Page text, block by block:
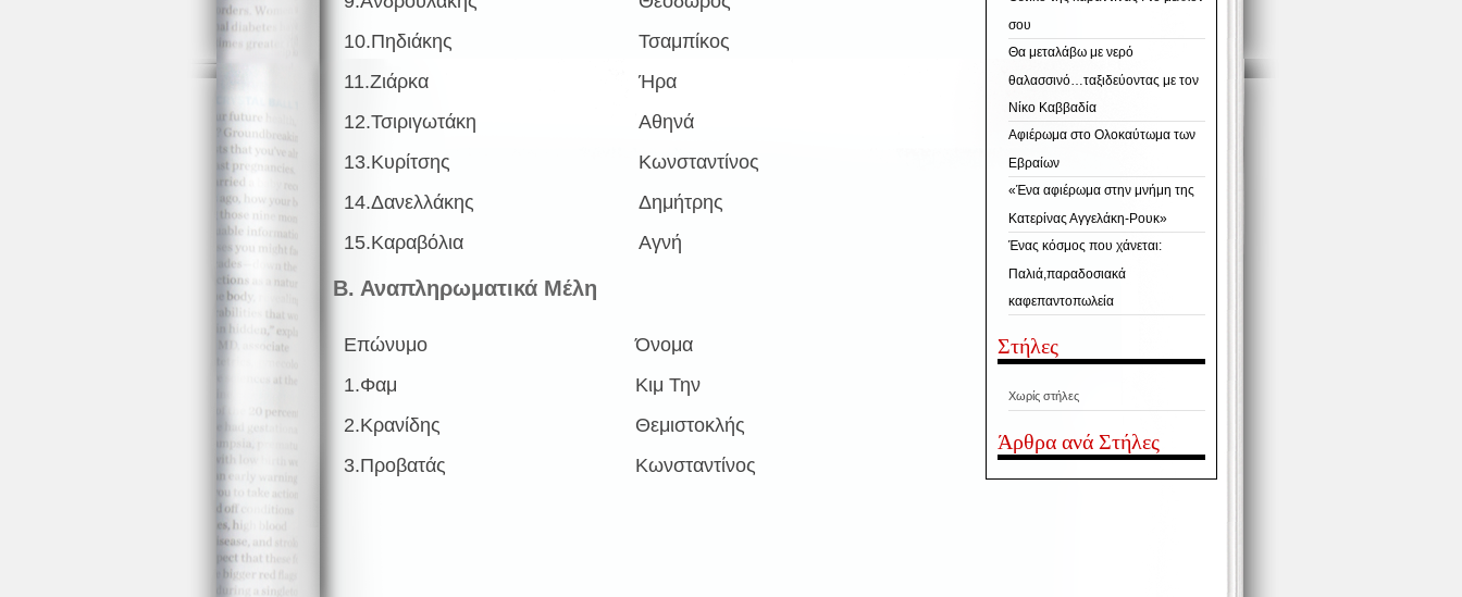
10.Πηδιάκης
Τσαμπίκος
11.Ζιάρκα
Ήρα
12.Τσιριγωτάκη
Αθηνά
13.Κυρίτσης
Κωνσταντίνος
14.Δανελλάκης
Δημήτρης
15.Καραβόλια
Αγνή
Β. Αναπληρωματικά Μέλη
Επώνυμο
Όνομα
1.Φαμ
Κιμ Την
2.Κρανίδης
Θεμιστοκλής
3.Προβατάς
Κωνσταντίνος
σου
Θα μεταλάβω με νερό
θαλασσινό…ταξιδεύοντας με τον
Νίκο Καββαδία
Αφιέρωμα στο Ολοκαύτωμα των
Εβραίων
«Ένα αφιέρωμα στην μνήμη της
Κατερίνας Αγγελάκη-Ρουκ»
Ένας κόσμος που χάνεται:
Παλιά,παραδοσιακά
καφεπαντοπωλεία
Στήλες
Χωρίς στήλες
Άρθρα ανά Στήλες